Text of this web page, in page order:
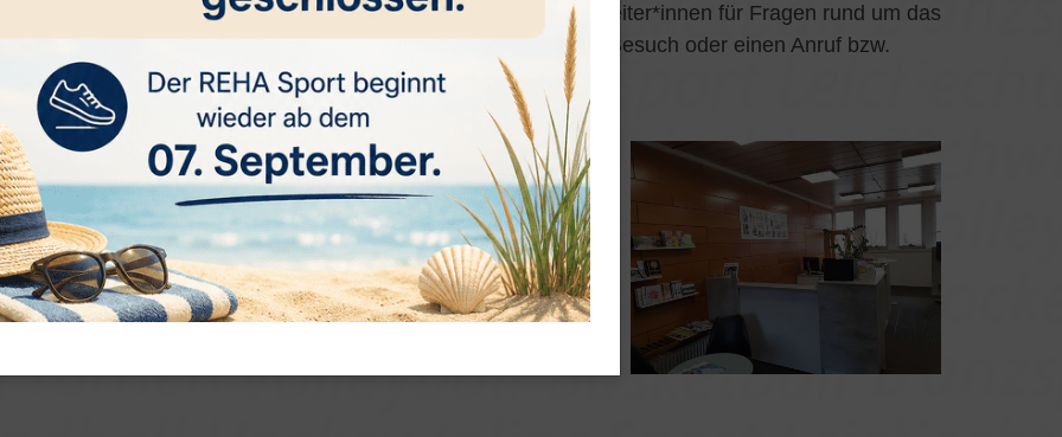
in der Stuttgarterstraße 13 stehen unsere Mitarbeiter*innen für Fragen rund um das
gerne zur Verfügung. Wir freuen uns auf Deinen persönlichen Besuch oder einen Anruf bzw.
Tuttlingen 1859 e.V.
Straße 13
07461 - 71504